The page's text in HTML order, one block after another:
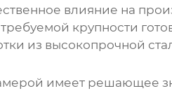
влияние на
крупности
из высокопрочной
имеет решающее